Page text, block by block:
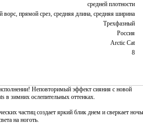
средней плотности
ворс, прямой срез, средняя длина, средняя ширина
Трехфазный
Россия
Arctic Cat
8
Неповторимый эффект сияния с новой
в зимних ослепительных оттенках.
частиц создает яркий блик днем и сверкает
на ноготь.